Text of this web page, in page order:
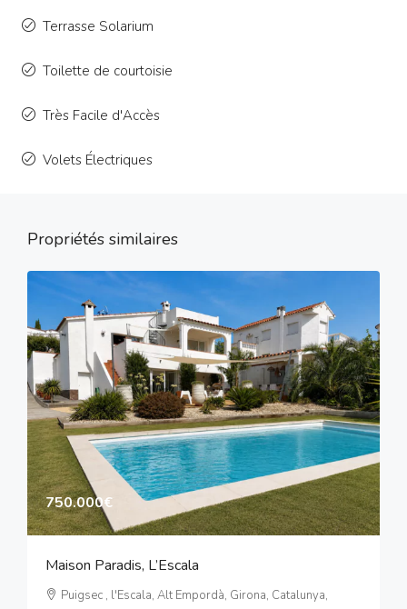
Terrasse Solarium
Toilette de courtoisie
Très Facile d'Accès
Volets Électriques
Propriétés similaires
750.000€
Maison Paradis, L’Escala
Puigsec , l'Escala, Alt Empordà, Girona, Catalunya,